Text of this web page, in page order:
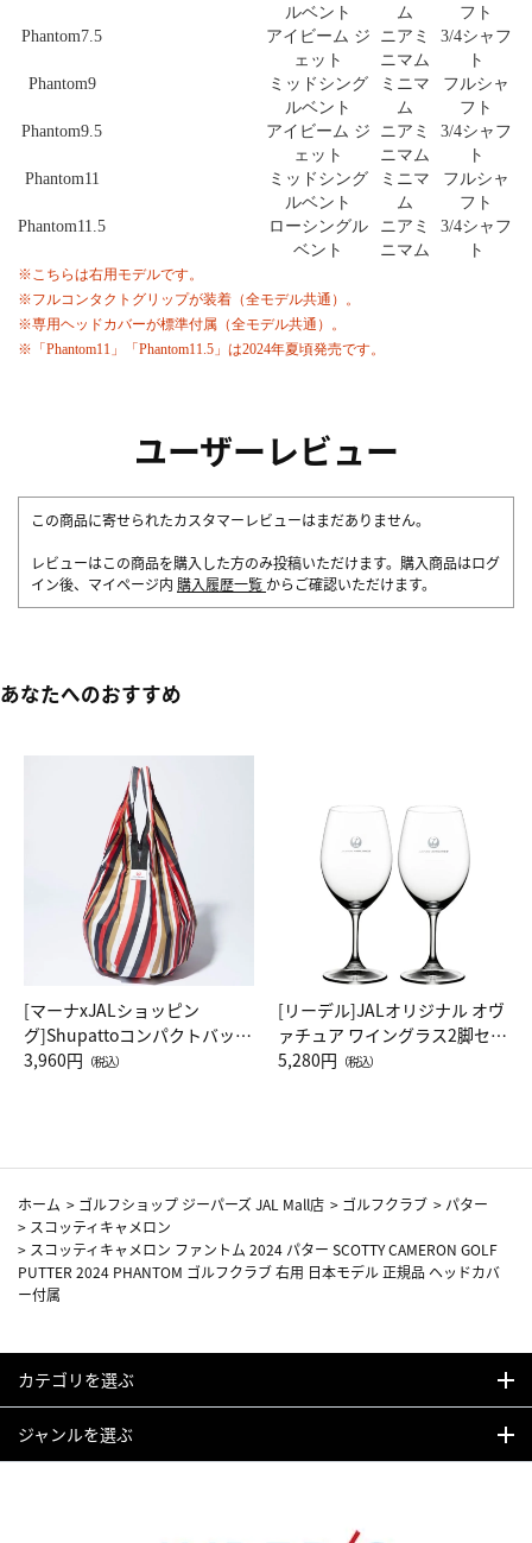
ルベント
ム
フト
Phantom7.5
アイビーム ジ
ェット
ニアミ
ニマム
3/4シャフ
ト
Phantom9
ミッドシング
ルベント
ミニマ
ム
フルシャ
フト
Phantom9.5
アイビーム ジ
ェット
ニアミ
ニマム
3/4シャフ
ト
Phantom11
ミッドシング
ルベント
ミニマ
ム
フルシャ
フト
Phantom11.5
ローシングル
ベント
ニアミ
ニマム
3/4シャフ
ト
※こちらは右用モデルです。
※フルコンタクトグリップが装着（全モデル共通）。
※専用ヘッドカバーが標準付属（全モデル共通）。
※「Phantom11」「Phantom11.5」は2024年夏頃発売です。
ユーザーレビュー
この商品に寄せられたカスタマーレビューはまだありません。
レビューはこの商品を購入した方のみ投稿いただけます。購入商品はログ
イン後、マイページ内 購入履歴一覧 からご確認いただけます。
あなたへのおすすめ
[マーナxJALショッピン
グ]Shupattoコンパクトバッグ
Drop JAL客室乗務員（LC）ス
3,960円 （税込）
[リーデル]JALオリジナル オヴ
ァチュア ワイングラス2脚セッ
ト（レッドワイン）
5,280円 （税込）
ホーム > ゴルフショップ ジーパーズ JAL Mall店 > ゴルフクラブ > パター
> スコッティキャメロン
> スコッティキャメロン ファントム 2024 パター SCOTTY CAMERON GOLF
PUTTER 2024 PHANTOM ゴルフクラブ 右用 日本モデル 正規品 ヘッドカバ
ー付属
カテゴリを選ぶ
ジャンルを選ぶ